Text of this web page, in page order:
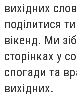
вихідних
поділитися
вікенд. Ми
сторінках у
спогади та
вихідних.